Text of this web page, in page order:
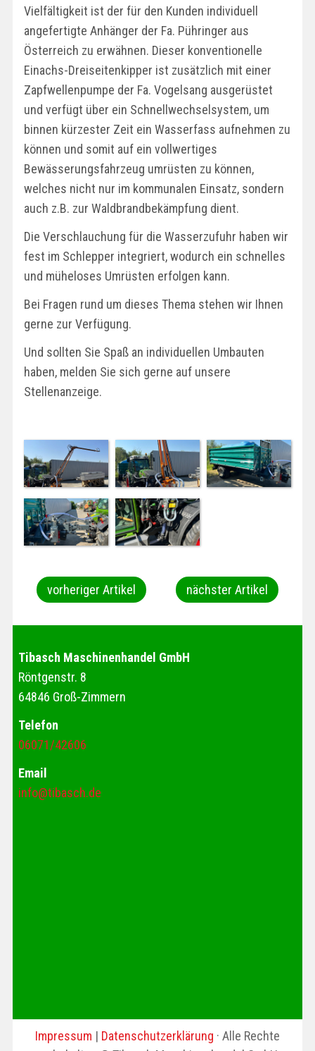
Vielfältigkeit ist der für den Kunden individuell
angefertigte Anhänger der Fa. Pühringer aus
Österreich zu erwähnen. Dieser konventionelle
Einachs-Dreiseitenkipper ist zusätzlich mit einer
Zapfwellenpumpe der Fa. Vogelsang ausgerüstet
und verfügt über ein Schnellwechselsystem, um
binnen kürzester Zeit ein Wasserfass aufnehmen zu
können und somit auf ein vollwertiges
Bewässerungsfahrzeug umrüsten zu können,
welches nicht nur im kommunalen Einsatz, sondern
auch z.B. zur Waldbrandbekämpfung dient.
Die Verschlauchung für die Wasserzufuhr haben wir
fest im Schlepper integriert, wodurch ein schnelles
und müheloses Umrüsten erfolgen kann.
Bei Fragen rund um dieses Thema stehen wir Ihnen
gerne zur Verfügung.
Und sollten Sie Spaß an individuellen Umbauten
haben, melden Sie sich gerne auf unsere
Stellenanzeige.
vorheriger Artikel nächster Artikel
Tibasch Maschinenhandel GmbH
Röntgenstr. 8
64846 Groß-Zimmern
Telefon
06071/42606
Email
info@tibasch.de
Impressum | Datenschutzerklärung · Alle Rechte